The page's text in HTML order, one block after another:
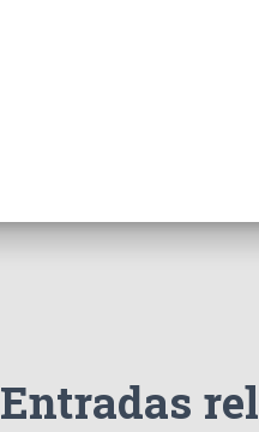
Entradas